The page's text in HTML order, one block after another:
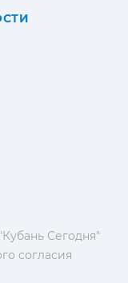
Сегодня"
согласия